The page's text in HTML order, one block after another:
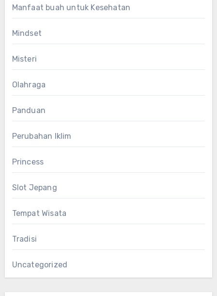
Manfaat buah untuk Kesehatan
Mindset
Misteri
Olahraga
Panduan
Perubahan Iklim
Princess
Slot Jepang
Tempat Wisata
Tradisi
Uncategorized